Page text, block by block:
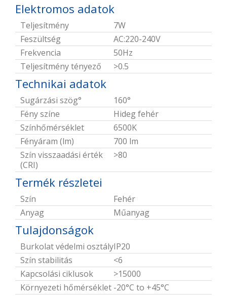
Elektromos adatok
Teljesítmény
7W
Feszültség
AC:220-240V
Frekvencia
50Hz
Teljesítmény tényező
>0.5
Technikai adatok
Sugárzási szög°
160°
Fény színe
Hideg fehér
Színhőmérséklet
6500K
Fényáram (lm)
700 lm
Szín visszaadási érték
(CRI)
>80
Termék részletei
Szín
Fehér
Anyag
Műanyag
Tulajdonságok
Burkolat védelmi osztályIP20
Szín stabilitás
<6
Kapcsolási ciklusok
>15000
Környezeti hőmérséklet -20°C to +45°C